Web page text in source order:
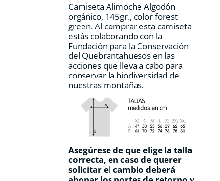
Camiseta Alimoche Algodón
orgánico, 145gr., color forest
green. Al comprar esta camiseta
estás colaborando con la
Fundación para la Conservación
del Quebrantahuesos en las
acciones que lleva a cabo para
conservar la biodiversidad de
nuestras montañas.
Asegúrese de que elige la talla
correcta, en caso de querer
solicitar el cambio deberá